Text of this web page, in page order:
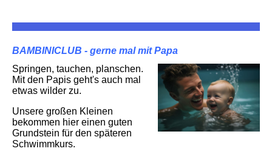
BAMBINICLUB - gerne mal mit Papa
Springen, tauchen, planschen.
Mit den Papis geht's auch mal
etwas wilder zu.
Unsere großen Kleinen
bekommen hier einen guten
Grundstein für den späteren
Schwimmkurs.